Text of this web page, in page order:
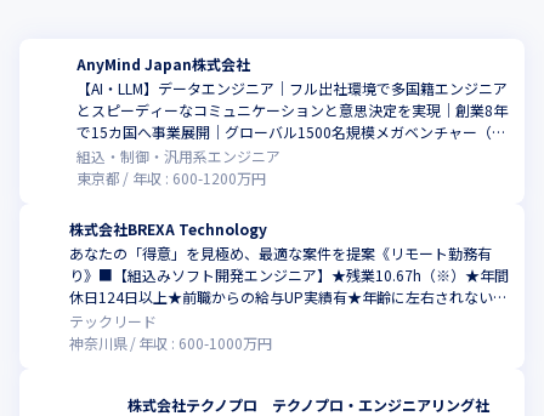
AnyMind Japan株式会社
【AI・LLM】データエンジニア｜フル出社環境で多国籍エンジニア
とスピーディーなコミュニケーションと意思決定を実現｜創業8年
で15カ国へ事業展開｜グローバル1500名規模メガベンチャー（20
24年8月時点）
組込・制御・汎用系エンジニア
東京都
年収 : 600-1200万円
株式会社BREXA Technology
あなたの「得意」を見極め、最適な案件を提案《リモート勤務有
り》■【組込みソフト開発エンジニア】★残業10.67h（※）★年間
休日124日以上★前職からの給与UP実績有★年齢に左右されない評
価制度★1.5万人以上のエンジニアが在籍（※2024年12月時点）
テックリード
神奈川県
年収 : 600-1000万円
株式会社テクノプロ テクノプロ・エンジニアリング社